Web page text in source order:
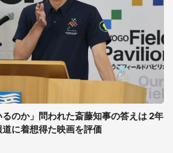
るのか」問われた斎藤知事の答えは 2年
に着想得た映画を評価